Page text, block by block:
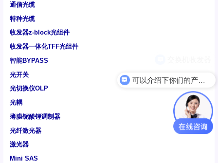
通信光缆
特种光缆
收发器z-block光组件
收发器一体化TFF光组件
智能BYPASS
光开关
光切换仪OLP
光耦
薄膜铌酸锂调制器
光纤激光器
激光器
Mini SAS
可以介绍下你们的产品么